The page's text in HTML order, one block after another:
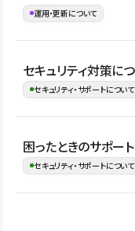
ージをご覧ください。
運用・更新について
はい。CMSやコンポー
ことで、デザインを崩
ながらレイアウトに影
す。
セキュリティ対策に
セキュリティ・サポートについて
Studioでは、公開サイ
の暗号化、データ保護
はSSL/TLSによる通信
困ったときのサポー
セキュリティ・サポートについて
操作方法や機能につい